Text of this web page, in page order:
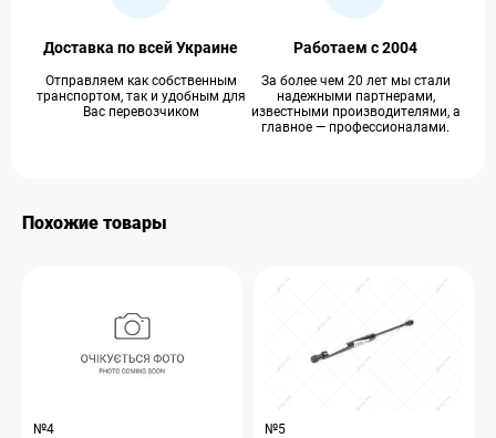
Доставка по всей Украине
Отправляем как собственным
транспортом, так и удобным для
Вас перевозчиком
Работаем с 2004
За более чем 20 лет мы стали
надежными партнерами,
известными производителями, а
главное — профессионалами.
Похожие товары
№4
№5